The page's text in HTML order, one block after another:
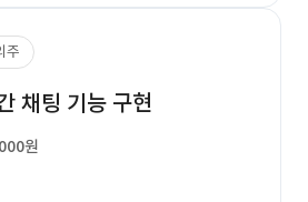
주
채팅 기능 구현
원